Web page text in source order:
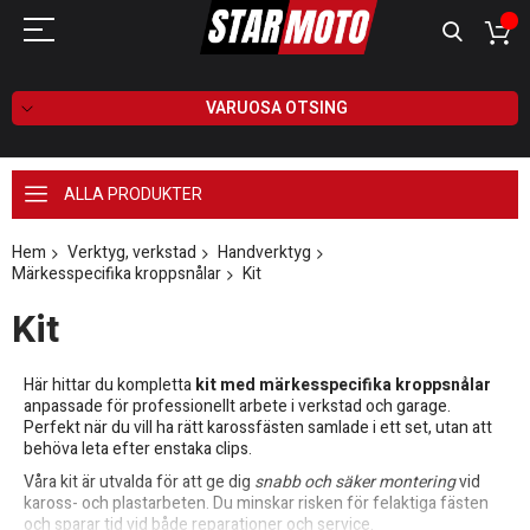
VARUOSA OTSING
ALLA PRODUKTER
Hem Verktyg, verkstad
Handverktyg
Märkesspecifika kroppsnålar
Kit
Kit
Här hittar du komplettakit med märkesspecifika kroppsnålar
anpassade för professionellt arbete i verkstad och garage.
Perfekt när du vill ha rätt karossfästen samlade i ett set, utan att
behöva leta efter enstaka clips.
Våra kit är utvalda för att ge dig snabb och säker monteringvid
kaross- och plastarbeten. Du minskar risken för felaktiga fästen
och sparar tid vid både reparationer och service.